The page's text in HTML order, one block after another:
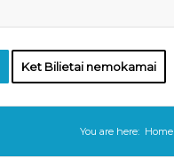
Ket Bilietai nemokamai
You are here: Home